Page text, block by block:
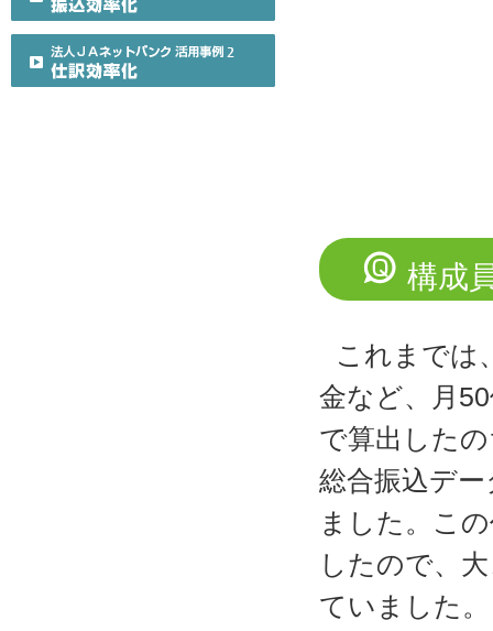
構成
これまでは
金など、月
で算出した
総合振込デ
ました。こ
したので、
ていました。